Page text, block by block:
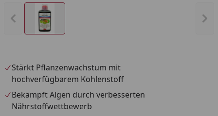
Vorheriges Bild anzeigen
Stärkt Pflanzenwachstum mit
hochverfügbarem Kohlenstoff
Bekämpft Algen durch verbesserten
Nährstoffwettbewerb